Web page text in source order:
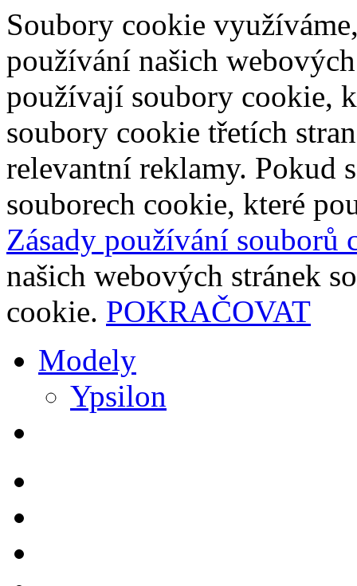
Soubory cookie
používání našich
používají soubory cookie,
soubory cookie třetích
relevantní reklamy. Pokud
souborech cookie, které
Zásady používání souborů
našich webových stránek
cookie. POKRAČOVAT
Modely
Ypsilon